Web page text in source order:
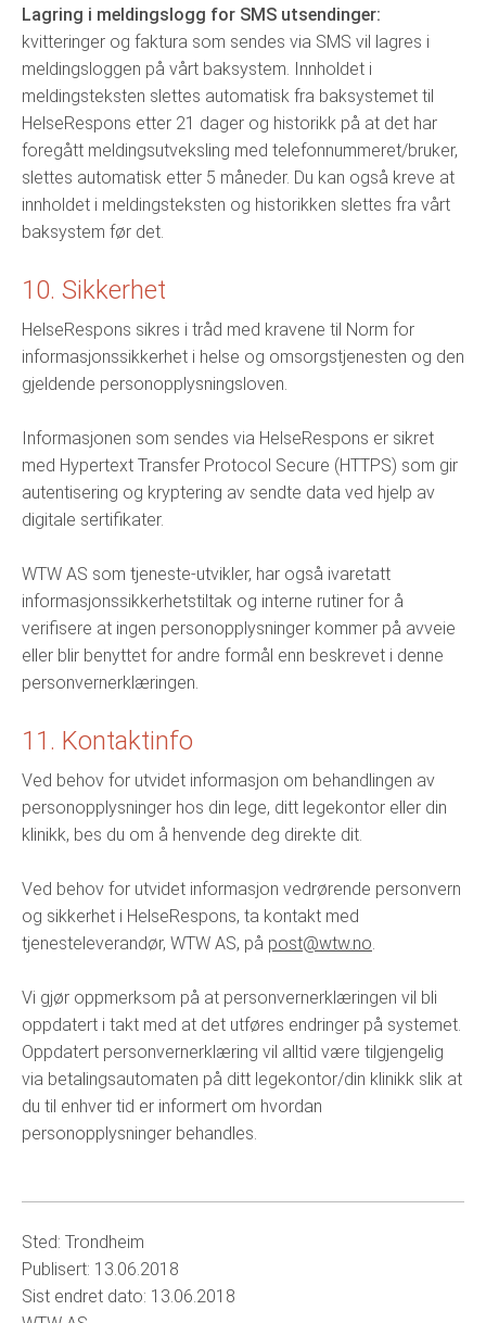
Lagring i meldingslogg for SMS utsendinger:
kvitteringer og faktura som sendes via SMS vil lagres i
meldingsloggen på vårt baksystem. Innholdet i
meldingsteksten slettes automatisk fra baksystemet til
HelseRespons etter 21 dager og historikk på at det har
foregått meldingsutveksling med telefonnummeret/bruker,
slettes automatisk etter 5 måneder. Du kan også kreve at
innholdet i meldingsteksten og historikken slettes fra vårt
baksystem før det.
10. Sikkerhet
HelseRespons sikres i tråd med kravene til Norm for
informasjonssikkerhet i helse og omsorgstjenesten og den
gjeldende personopplysningsloven.
Informasjonen som sendes via HelseRespons er sikret
med Hypertext Transfer Protocol Secure (HTTPS) som gir
autentisering og kryptering av sendte data ved hjelp av
digitale sertifikater.
WTW AS som tjeneste-utvikler, har også ivaretatt
informasjonssikkerhetstiltak og interne rutiner for å
verifisere at ingen personopplysninger kommer på avveie
eller blir benyttet for andre formål enn beskrevet i denne
personvernerklæringen.
11. Kontaktinfo
Ved behov for utvidet informasjon om behandlingen av
personopplysninger hos din lege, ditt legekontor eller din
klinikk, bes du om å henvende deg direkte dit.
Ved behov for utvidet informasjon vedrørende personvern
og sikkerhet i HelseRespons, ta kontakt med
tjenesteleverandør, WTW AS, på post@wtw.no.
Vi gjør oppmerksom på at personvernerklæringen vil bli
oppdatert i takt med at det utføres endringer på systemet.
Oppdatert personvernerklæring vil alltid være tilgjengelig
via betalingsautomaten på ditt legekontor/din klinikk slik at
du til enhver tid er informert om hvordan
personopplysninger behandles.
Sted: Trondheim
Publisert: 13.06.2018
Sist endret dato: 13.06.2018